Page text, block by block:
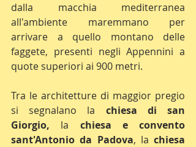
dalla macchia mediterranea
all'ambiente maremmano per
arrivare a quello montano delle
faggete, presenti negli Appennini a
quote superiori ai 900 metri.
Tra le architetture di maggior pregio
si segnalano la chiesa di san
Giorgio, la chiesa e convento
sant'Antonio da Padova, la chiesa